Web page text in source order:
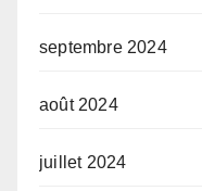
septembre 2024
août 2024
juillet 2024